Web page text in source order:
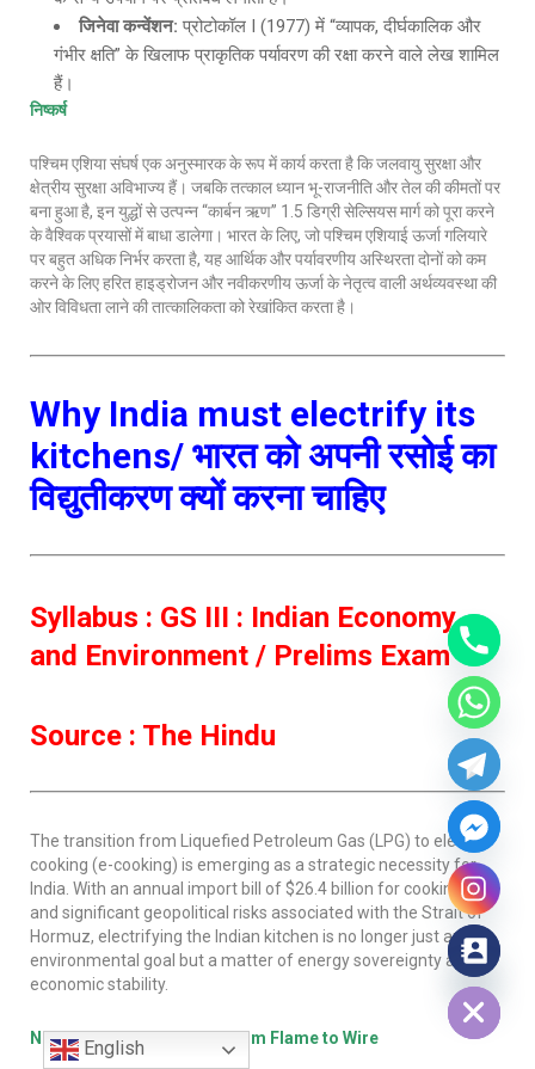
जिनेवा कन्वेंशन: प्रोटोकॉल I (1977) में “व्यापक, दीर्घकालिक और
गंभीर क्षति” के खिलाफ प्राकृतिक पर्यावरण की रक्षा करने वाले लेख शामिल
हैं।
निष्कर्ष
पश्चिम एशिया संघर्ष एक अनुस्मारक के रूप में कार्य करता है कि जलवायु सुरक्षा और
क्षेत्रीय सुरक्षा अविभाज्य हैं। जबकि तत्काल ध्यान भू-राजनीति और तेल की कीमतों पर
बना हुआ है, इन युद्धों से उत्पन्न “कार्बन ऋण” 1.5 डिग्री सेल्सियस मार्ग को पूरा करने
के वैश्विक प्रयासों में बाधा डालेगा। भारत के लिए, जो पश्चिम एशियाई ऊर्जा गलियारे
पर बहुत अधिक निर्भर करता है, यह आर्थिक और पर्यावरणीय अस्थिरता दोनों को कम
करने के लिए हरित हाइड्रोजन और नवीकरणीय ऊर्जा के नेतृत्व वाली अर्थव्यवस्था की
ओर विविधता लाने की तात्कालिकता को रेखांकित करता है।
Why India must electrify its
kitchens/ भारत को अपनी रसोई का
विद्युतीकरण क्यों करना चाहिए
Syllabus : GS III : Indian Economy
and Environment / Prelims Exam
Source : The Hindu
The transition from Liquefied Petroleum Gas (LPG) to electric
cooking (e-cooking) is emerging as a strategic necessity for
India. With an annual import bill of $26.4 billion for cooking gas
and significant geopolitical risks associated with the Strait of
Hormuz, electrifying the Indian kitchen is no longer just an
environmental goal but a matter of energy sovereignty and
economic stability.
News Analysis: The Shift from Flame to Wire
English
Hide chaty